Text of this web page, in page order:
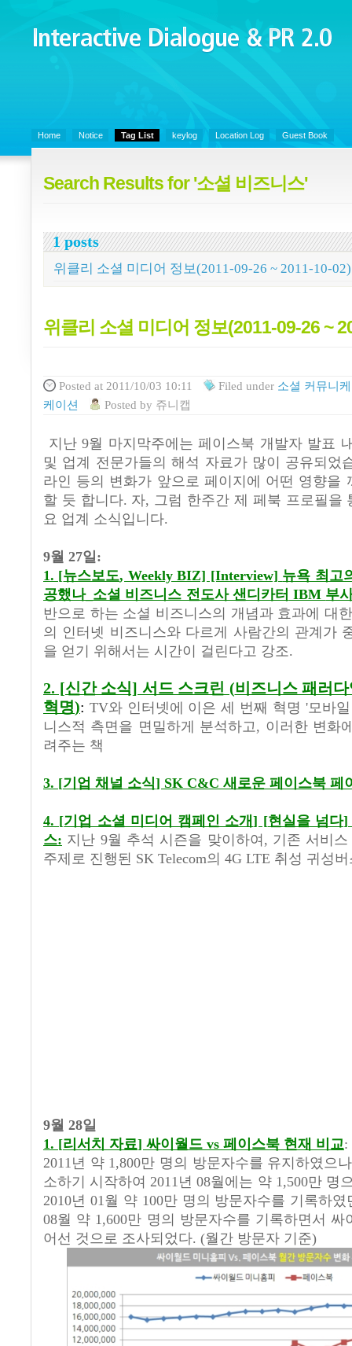
Interactive Dialogue &
PR 2.0
Home Notice Tag List keylog Location Log Guest Book
Search Results for '소셜 비즈니스'
1 posts
위클리 소셜 미디어 정보(2011-09-26 ~ 2011-10-02)
위클리 소셜 미디어 정보(2011-09-26 ~
Posted at 2011/10/03 10:11 Filed under 소셜 커뮤니
케이션
Posted by 쥬니캡
지난 9월 마지막주에는 페이스북 개발자 발표
및 업계 전문가들의 해석 자료가 많이 공유되었
라인 등의 변화가 앞으로 페이지에 어떤 영향을
할 듯 합니다. 자, 그럼 한주간 제 페북 프로필을
요 업계 소식입니다.
9월 27일:
1. [뉴스보도, Weekly BIZ] [Interview] 뉴욕 최고
공했나_ 소셜 비즈니스 전도사 샌디카터 IBM 부
반으로 하는 소셜 비즈니스의 개념과 효과에 대
의 인터넷 비즈니스와 다르게 사람간의 관계가
을 얻기 위해서는 시간이 걸린다고 강조.
2. [신간 소식] 서드 스크린 (비즈니스 패러
혁명): TV와 인터넷에 이은 세 번째 혁명 '모바
니스적 측면을 면밀하게 분석하고 , 이러한 변화
려주는 책
3. [기업 채널 소식] SK C&C 새로운 페이스북 페
4. [기업 소셜 미디어 캠페인 소개] [현실을 넘다]
스: 지난 9월 추석 시즌을 맞이하여, 기존 서비
주제로 진행된 SK Telecom의 4G LTE 취성 귀성
9월 28일
1. [리서치 자료] 싸이월드 vs 페이스북 현재 비교:
2011 년 약1,800만 명의 방문자수를 유지하였으나
소하기 시작하여 2011 년 08월에는 약1,500만 명
2010년 01 월 약100만 명의 방문자수를 기록하였
08월 약 1,600만 명의 방문자수를 기록하면서 싸
어선 것으로 조사되었다. (월간 방문자 기준)